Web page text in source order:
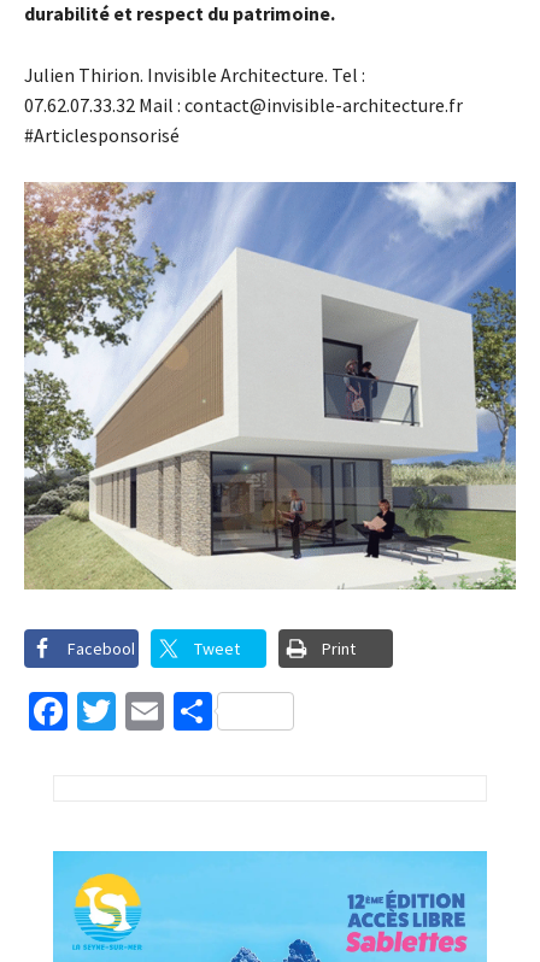
durabilité et respect du patrimoine.
Julien Thirion. Invisible Architecture. Tel :
07.62.07.33.32 Mail : contact@invisible-architecture.fr
#Articlesponsorisé
Facebook Tweet Print
Facebook
Twitter
EmailPartager